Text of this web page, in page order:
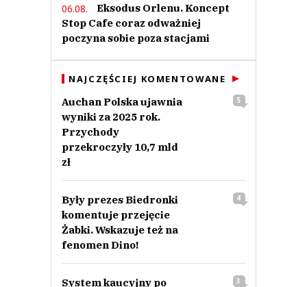
06.08.
Eksodus Orlenu. Koncept
Stop Cafe coraz odważniej
poczyna sobie poza stacjami
NAJCZĘŚCIEJ KOMENTOWANE
Auchan Polska ujawnia
wyniki za 2025 rok.
Przychody
przekroczyły 10,7 mld
zł
5
Były prezes Biedronki
komentuje przejęcie
Żabki. Wskazuje też na
fenomen Dino!
4
System kaucyjny po
3